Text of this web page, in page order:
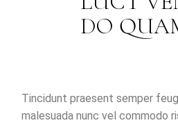
DO
Tincidunt praesent semper
malesuada nunc vel commodo